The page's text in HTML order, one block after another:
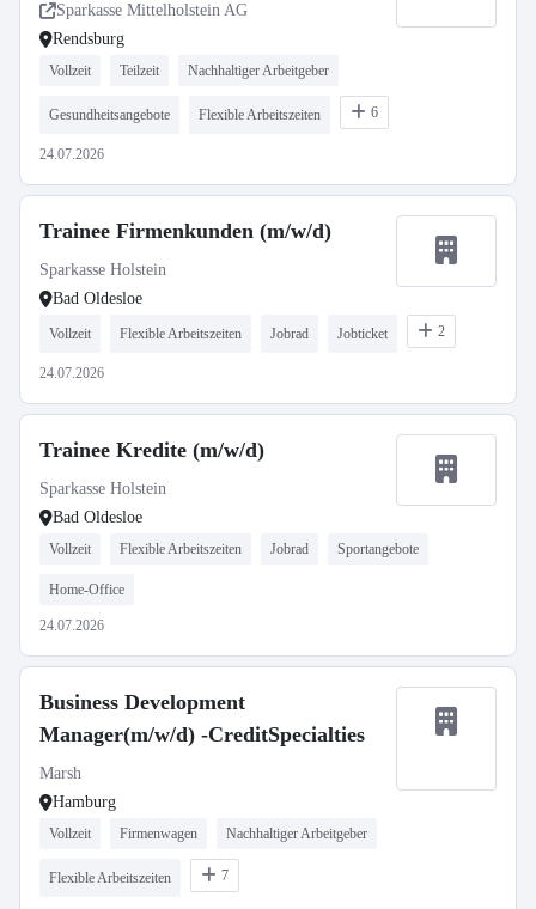
Sparkasse Mittelholstein AG
Rendsburg
Vollzeit Teilzeit Nachhaltiger Arbeitgeber
Gesundheitsangebote Flexible Arbeitszeiten 6
24.07.2026
Trainee Firmenkunden (m/w/d)
Sparkasse Holstein
Bad Oldesloe
Vollzeit Flexible Arbeitszeiten Jobrad Jobticket 2
24.07.2026
Trainee Kredite (m/w/d)
Sparkasse Holstein
Bad Oldesloe
Vollzeit Flexible Arbeitszeiten Jobrad Sportangebote
Home-Office
24.07.2026
Business Development
Manager(m/w/d) -CreditSpecialties
Marsh
Hamburg
Vollzeit Firmenwagen Nachhaltiger Arbeitgeber
Flexible Arbeitszeiten 7